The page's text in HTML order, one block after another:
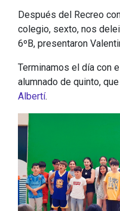
Después del Recreo
colegio, sexto, nos
6ºB, presentaron
Terminamos el día con
alumnado de quinto,
Albertí.